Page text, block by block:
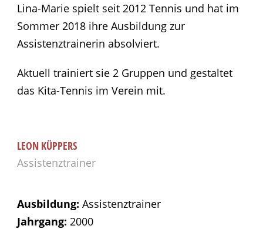
Lina-Marie spielt seit 2012 Tennis und hat im
Sommer 2018 ihre Ausbildung zur
Assistenztrainerin absolviert.
Aktuell trainiert sie 2 Gruppen und gestaltet
das Kita-Tennis im Verein mit.
LEON KÜPPERS
Assistenztrainer
Ausbildung: Assistenztrainer
Jahrgang: 2000